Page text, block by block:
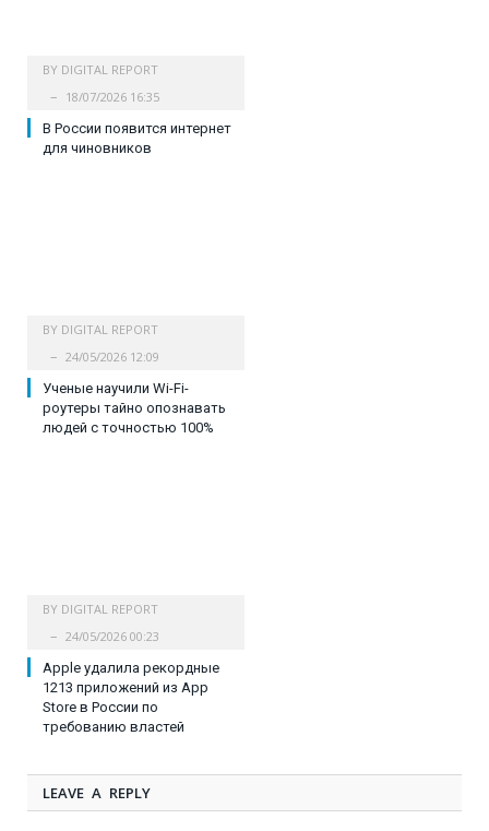
BY DIGITAL REPORT
18/07/2026 16:35
В России появится интернет
для чиновников
BY DIGITAL REPORT
24/05/2026 12:09
Ученые научили Wi-Fi-
роутеры тайно опознавать
людей с точностью 100%
BY DIGITAL REPORT
24/05/2026 00:23
Apple удалила рекордные
1213 приложений из App
Store в России по
требованию властей
LEAVE A REPLY